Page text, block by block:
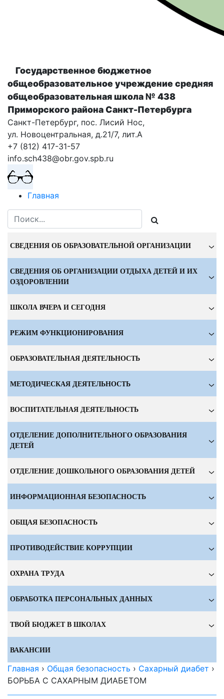
Государственное бюджетное
общеобразовательное учреждение cредняя
общеобразовательная школа № 438
Приморского района Санкт-Петербурга
Санкт-Петербург, пос. Лисий Нос,
ул. Новоцентральная, д.21/7, лит.А
+7 (812) 417-31-57
info.sch438@obr.gov.spb.ru
Главная
СВЕДЕНИЯ ОБ ОБРАЗОВАТЕЛЬНОЙ ОРГАНИЗАЦИИ
СВЕДЕНИЯ ОБ ОРГАНИЗАЦИИ ОТДЫХА ДЕТЕЙ И ИХ
ОЗДОРОВЛЕНИИ
ШКОЛА ВЧЕРА И СЕГОДНЯ
РЕЖИМ ФУНКЦИОНИРОВАНИЯ
ОБРАЗОВАТЕЛЬНАЯ ДЕЯТЕЛЬНОСТЬ
МЕТОДИЧЕСКАЯ ДЕЯТЕЛЬНОСТЬ
ВОСПИТАТЕЛЬНАЯ ДЕЯТЕЛЬНОСТЬ
ОТДЕЛЕНИЕ ДОПОЛНИТЕЛЬНОГО ОБРАЗОВАНИЯ
ДЕТЕЙ
ОТДЕЛЕНИЕ ДОШКОЛЬНОГО ОБРАЗОВАНИЯ ДЕТЕЙ
ИНФОРМАЦИОННАЯ БЕЗОПАСНОСТЬ
ОБЩАЯ БЕЗОПАСНОСТЬ
ПРОТИВОДЕЙСТВИЕ КОРРУПЦИИ
ОХРАНА ТРУДА
ОБРАБОТКА ПЕРСОНАЛЬНЫХ ДАННЫХ
ТВОЙ БЮДЖЕТ В ШКОЛАХ
ВАКАНСИИ
Главная › Общая безопасность › Сахарный диабет ›
БОРЬБА С САХАРНЫМ ДИАБЕТОМ